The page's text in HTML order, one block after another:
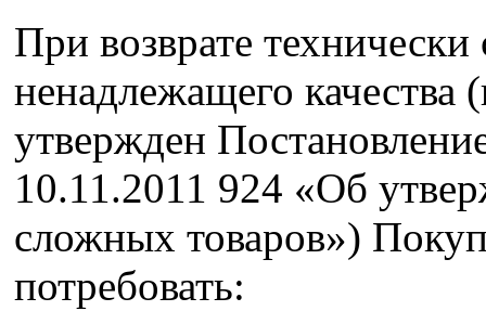
При возврате технически
ненадлежащего качества
утвержден
10.11.2011 924 «Об
сложных товаров»)
потребовать: